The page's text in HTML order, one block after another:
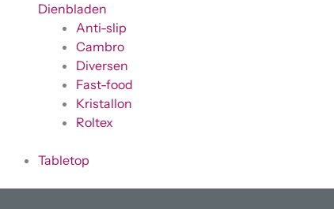
Dienbladen
Anti-slip
Cambro
Diversen
Fast-food
Kristallon
Roltex
Tabletop